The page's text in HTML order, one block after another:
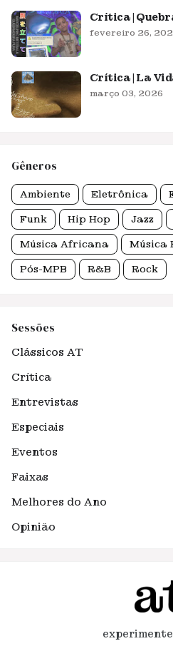
Crítica |
fevereiro 26,
Crítica | La
março 03, 2026
Gêneros
Ambiente Eletrônica
Funk Hip Hop Jazz
Música Africana Música
Pós-MPB R&B Rock
Sessões
Clássicos AT
Crítica
Entrevistas
Especiais
Eventos
Faixas
Melhores do Ano
Opinião